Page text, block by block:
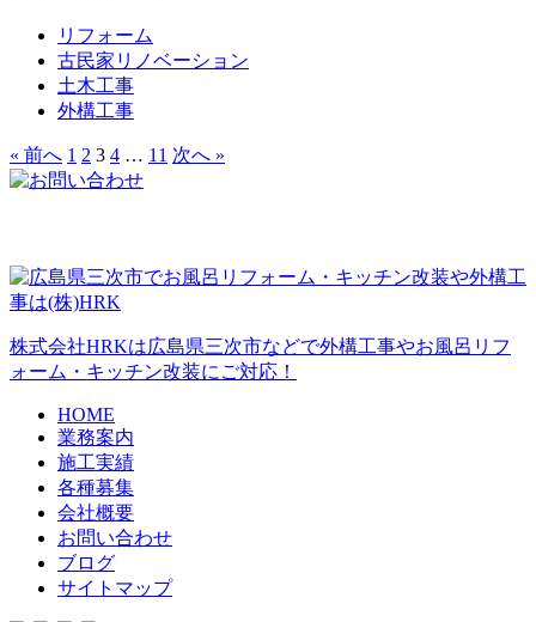
リフォーム
古民家リノベーション
土木工事
外構工事
« 前へ 1 2 3 4 … 11 次へ »
株式会社HRKは広島県三次市などで外構工事やお風呂リフ
ォーム・キッチン改装にご対応！
HOME
業務案内
施工実績
各種募集
会社概要
お問い合わせ
ブログ
サイトマップ